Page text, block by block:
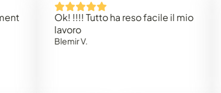
Ok! !!!! Tutto ha reso facile il mio
Blemir V.